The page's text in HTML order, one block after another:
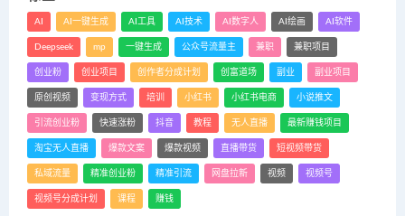
AI AI一键生成 AI工具 AI技术 AI数字人 AI绘画 AI软件
Deepseek mp 一键生成 公众号流量主 兼职 兼职项目
创业粉 创业项目 创作者分成计划 创富道场 副业 副业项目
原创视频 变现方式 培训 小红书 小红书电商 小说推文
引流创业粉 快速涨粉 抖音 教程 无人直播 最新赚钱项目
淘宝无人直播 爆款文案 爆款视频 直播带货 短视频带货
私域流量 精准创业粉 精准引流 网盘拉新 视频 视频号
视频号分成计划 课程 赚钱